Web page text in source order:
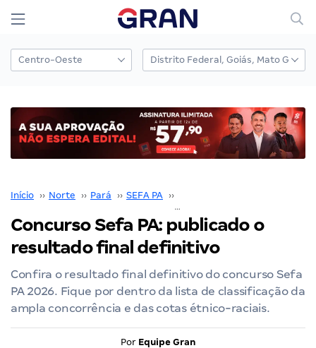
Início ›› Norte ›› Pará ›› SEFA PA ››
Concurso Sefa PA: publicado o
resultado final definitivo
Confira o resultado final definitivo do concurso Sefa
PA 2026. Fique por dentro da lista de classificação da
ampla concorrência e das cotas étnico-raciais.
Por Equipe Gran